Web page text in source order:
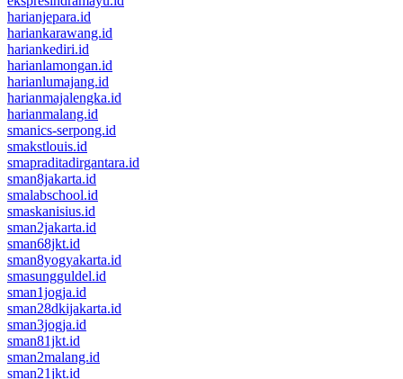
harianjepara.id
hariankarawang.id
hariankediri.id
harianlamongan.id
harianlumajang.id
harianmajalengka.id
harianmalang.id
smanics-serpong.id
smakstlouis.id
smapraditadirgantara.id
sman8jakarta.id
smalabschool.id
smaskanisius.id
sman2jakarta.id
sman68jkt.id
sman8yogyakarta.id
smasungguldel.id
sman1jogja.id
sman28dkijakarta.id
sman3jogja.id
sman81jkt.id
sman2malang.id
sman21jkt.id